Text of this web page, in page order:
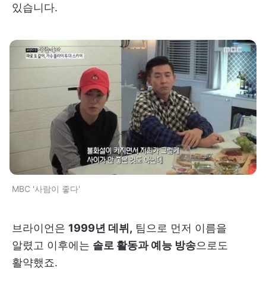
있습니다.
MBC '사람이 좋다'
브라이언은 1999년 데뷔, 팀으로 먼저 이름을
알렸고 이후에는 솔로 활동과 예능 방송으로도
활약했죠.